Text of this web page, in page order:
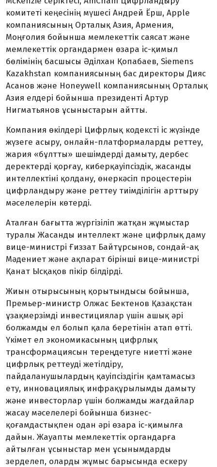
комитеті кеңесінің мүшесі Андрей Ёрш, Apple
компаниясының Орталық Азия, Армения,
Моңғолия бойынша мемлекеттік саясат және
мемлекеттік органдармен өзара іс-қимыл
бөлімінің басшысы Әділхан Қопабаев, Siemens
Kazakhstan компаниясының бас директоры Дияс
Асанов және Honeywell компаниясының Орталық
Азия елдері бойынша президенті Артур
Нигматьянов ұсыныстарын айтты.
Компания өкілдері Цифрлық кодексті іс жүзінде
жүзеге асыру, онлайн-платформаларды реттеу,
жария «бұлтты» шешімдерді дамыту, дербес
деректерді қорғау, киберқауіпсіздік, жасанды
интеллектіні қолдану, өнеркәсіп процестерін
цифрландыру және реттеу тиімділігін арттыру
мәселелерін көтерді.
Аталған бағытта жүргізіліп жатқан жұмыстар
туралы Жасанды интеллект және цифрлық даму
вице-министрі Ғиззат Байтұрсынов, сондай-ақ
Мәдениет және ақпарат бірінші вице-министрі
Қанат Ысқақов пікір білдірді.
Жиын отырысының қорытындысы бойынша,
Премьер-министр Олжас Бектенов Қазақстан
ұзақмерзімді инвестициялар үшін ашық әрі
болжамды ел болып қала беретінін атап өтті.
Үкімет ел экономикасының цифрлық
трансформациясын тереңдетуге ниетті және
цифрлық реттеуді жетілдіру,
пайдаланушылардың қауіпсіздігін қамтамасыз
ету, инновациялық инфрақұрылымды дамыту
және инвесторлар үшін болжамды жағдайлар
жасау мәселелері бойынша бизнес-
қоғамдастықпен одан әрі өзара іс-қимылға
дайын. Жауапты мемлекеттік органдарға
айтылған ұсыныстар мен ұсынымдарды
зерделеп, оларды жұмыс барысында ескеру